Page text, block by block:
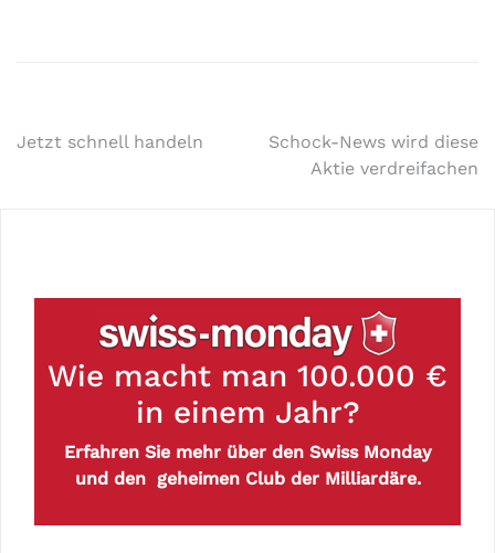
Jetzt schnell handeln
Schock-News wird diese
Aktie verdreifachen
Wie macht man 100.000 €
in einem Jahr?
Erfahren Sie mehr über den Swiss Monday
und den geheimen Club der Milliardäre.